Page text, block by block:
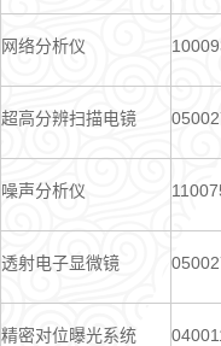
网络分析仪
超高分辨扫描电镜
噪声分析仪
透射电子显微镜
精密对位曝光系统